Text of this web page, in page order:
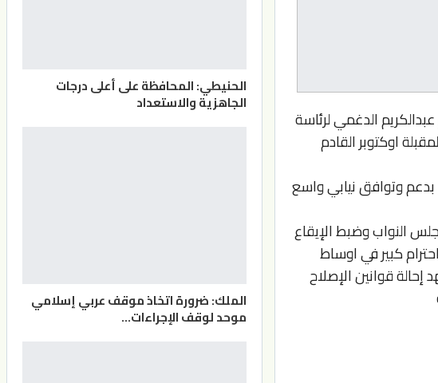
الدغمي لرئاسة
اوكتوبر القادم
وتوافق نيابي واسع
النواب وضبط الإيقاع
كبير في اوساط
إحالة قوانين الإصلاح
الحنيطي: المحافظة على أعلى درجات
الجاهزية والاستعداد
الملك: ضرورة اتخاذ موقف عربي إسلامي
موحد لوقف الإجراءات…